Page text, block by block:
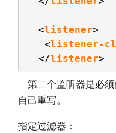
<listener>
<listener-
</listener>
第二个监听器是必须
自己重写。
指定过滤器：